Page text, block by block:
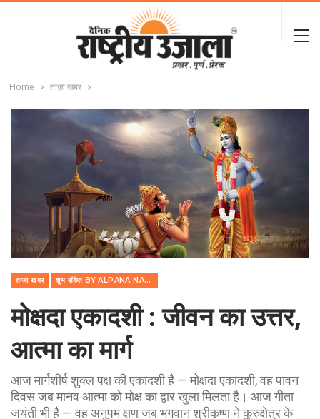
Home ताज़ा खबर
ताज़ा खबर शुभ संकेत BY ALPANA NAREN
मोक्षदा एकादशी : जीवन का उत्तर,
आत्मा का मार्ग
आज मार्गशीर्ष शुक्ल पक्ष की एकादशी है — मोक्षदा एकादशी, वह पावन
दिवस जब मानव आत्मा को मोक्ष का द्वार खुला मिलता है। आज गीता
जयंती भी है — वह अनुपम क्षण जब भगवान श्रीकृष्ण ने कुरुक्षेत्र के